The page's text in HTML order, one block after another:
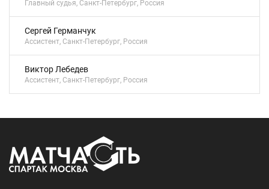
Главный судья, Санкт-Петербург, Россия
Сергей Германчук
Ассистент, Санкт-Петербург, Россия
Виктор Лебедев
Ассистент, Санкт-Петербург, Россия